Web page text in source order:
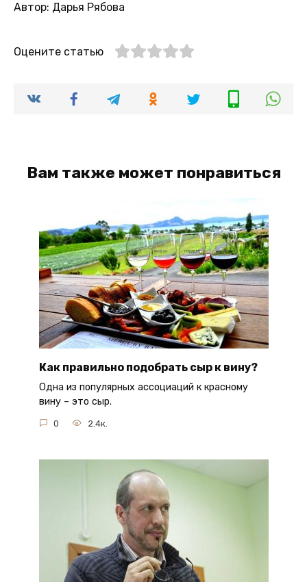
Автор: Дарья Рябова
Оцените статью
Вам также может понравиться
Как правильно подобрать сыр к вину?
Одна из популярных ассоциаций к красному
вину – это сыр.
0 2.4к.